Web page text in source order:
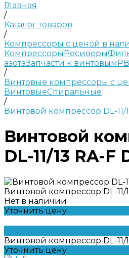
Главная
/
Каталог товаров
/
Компрессоры с ценой в
КомпрессорыРесиверы
азотаЗапчасти к винтовым
/
Винтовые компрессоры с
ВинтовыеСпиральные
/
Винтовой компрессор DL-11/
Винтовой
DL-11/13 RA-F
Винтовой компрессор DL-11/
Нет в наличии
Уточнить цену
Винтовой компрессор DL-11/
Уточнить цену